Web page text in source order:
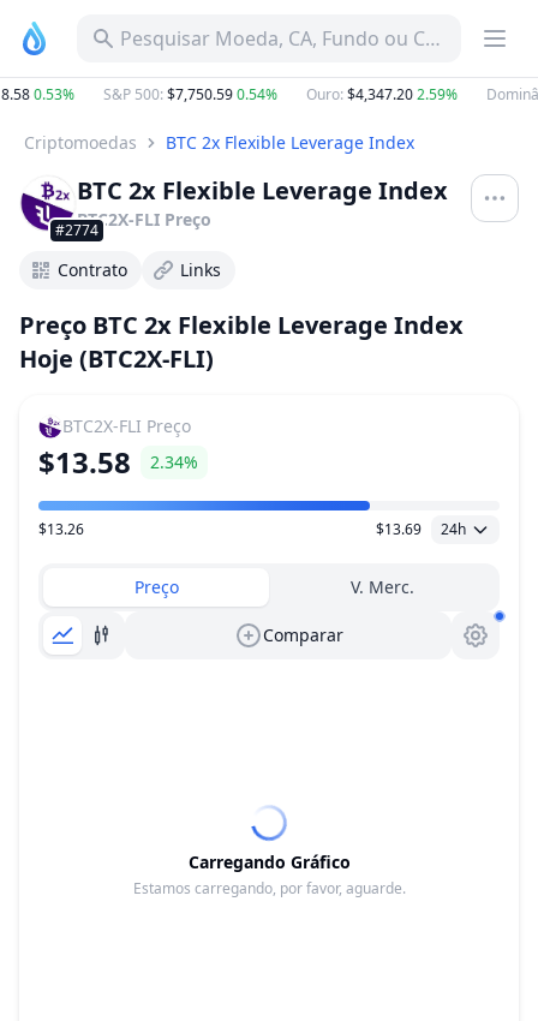
Pesquisar Moeda, CA, Fundo ou Categoria
0.53% S&P 500:$7,750.590.54% Ouro:$4,347.202.59%
Criptomoedas BTC 2x Flexible Leverage Index
#2774
BTC 2x Flexible Leverage Index
BTC2X-FLI Preço
Contrato Links
Preço BTC 2x Flexible Leverage Index
Hoje (BTC2X-FLI)
BTC2X-FLI Preço
$13.58 2.34%
Faixa de preço
$13.26 $13.69 24h
Preço V. Merc.
Comparar
Carregando Gráfico
Estamos carregando, por favor, aguarde.